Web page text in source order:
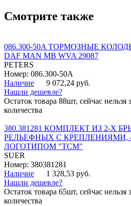
Смотрите также
086.300-50A ТОРМОЗНЫЕ
DAF MAN MB WVA 29087
PETERS
Номер: 086.300-50A
Наличие
9 072,24 руб.
Нашли дешевле?
Остаток товара 88шт, сейчас нельзя
количества
380.381281 КОМПЛЕКТ ИЗ 2-Х
РЕЛЬЕФНЫХ С КРЕПЛЕНИЯМИ,
ЛОГОТИПОМ "ТСМ"
SUER
Номер: 380381281
Наличие
1 328,53 руб.
Нашли дешевле?
Остаток товара 65шт, сейчас нельзя
количества